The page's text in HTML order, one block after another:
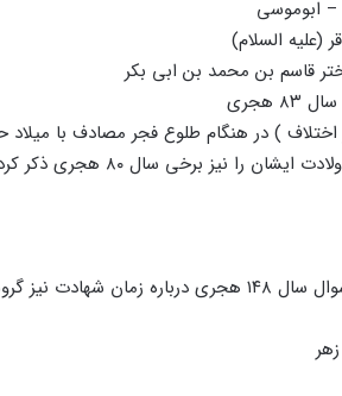
– ابوموسی
(علیه السلام)
قاسم بن محمد بن ابی بکر
هجری
اختلاف ) در هنگام طلوع فجر مصادف با
برخی سال ۸۰ هجری ذکر کرده‌اند . ( ۱ )